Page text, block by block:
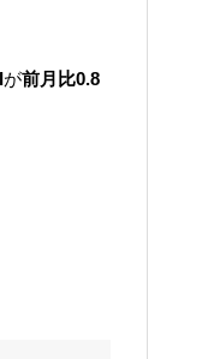
が前月比0.8